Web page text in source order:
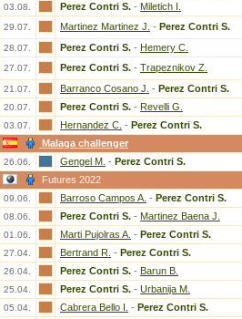
03.08. Perez Contri S. - Miletich I.
29.07. Martinez Martinez J. - Perez Contri S.
28.07. Perez Contri S. - Hemery C.
27.07. Perez Contri S. - Trapeznikov Z.
21.07. Barranco Cosano J. - Perez Contri S.
20.07. Perez Contri S. - Revelli G.
03.07. Hernandez C. - Perez Contri S.
Malaga challenger
26.06. Gengel M. - Perez Contri S.
Futures 2022
09.06. Barroso Campos A. - Perez Contri S.
08.06. Perez Contri S. - Martinez Baena J.
01.06. Marti Pujolras A. - Perez Contri S.
27.04. Bertrand R. - Perez Contri S.
26.04. Perez Contri S. - Barun B.
25.04. Perez Contri S. - Urbanija M.
05.04. Cabrera Bello I. - Perez Contri S.